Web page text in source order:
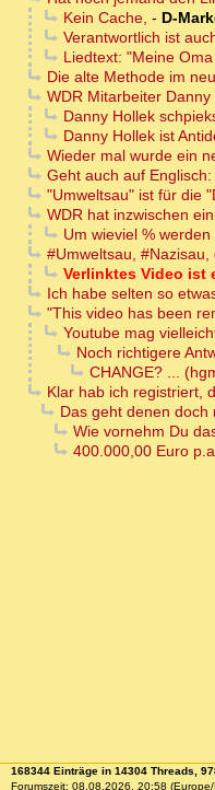
Kein Cache, - D-
Verantwortlich ist
Liedtext: "Meine
Die alte Methode im
WDR Mitarbeiter
Danny Hollek
Danny Hollek ist
Wieder mal wurde ein
Geht auch auf
"Umweltsau" ist für die
WDR hat inzwischen
Um wieviel %
#Umweltsau,
Verlinktes Video ist
Ich habe selten so
"This video has been
Youtube mag
Noch richtigere
CHANGE? ...
Klar hab ich registriert,
Das geht denen doch
Wie vornehm Du
400.000,00 Euro
168344 Einträge in 14304 Threads,
Forumszeit: 08.08.2026, 20:58 (Europe/